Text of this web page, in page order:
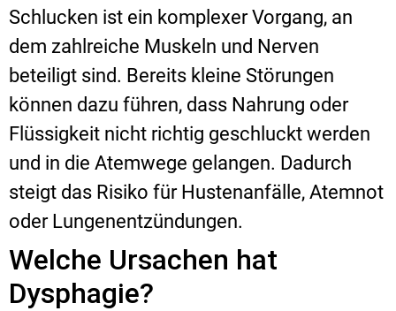
Schlucken ist ein komplexer Vorgang, an
dem zahlreiche Muskeln und Nerven
beteiligt sind. Bereits kleine Störungen
können dazu führen, dass Nahrung oder
Flüssigkeit nicht richtig geschluckt werden
und in die Atemwege gelangen. Dadurch
steigt das Risiko für Hustenanfälle, Atemnot
oder Lungenentzündungen.
Welche Ursachen hat
Dysphagie?